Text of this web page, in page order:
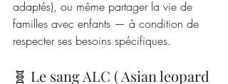
adaptés), ou même partager la vie de
familles avec enfants — à condition de
respecter ses besoins spécifiques.
🧬 Le sang ALC ( Asian leopard